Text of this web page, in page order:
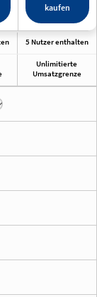
kaufen
5 Nutzer enthalten
Unlimitierte
Umsatzgrenze
und ZUGFeRD.